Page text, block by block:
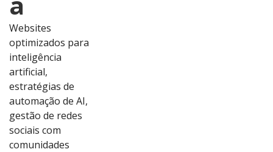
Websites
optimizados para
inteligência
artificial,
estratégias de
automação de AI,
gestão de redes
sociais com
comunidades